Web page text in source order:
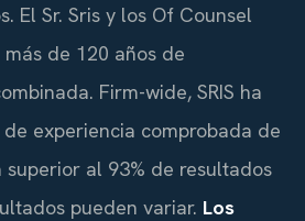
El Sr. Sris y los Of Counsel
de 120 años de
Firm-wide, SRIS ha
experiencia comprobada de
superior al 93% de resultados
pueden variar. Los